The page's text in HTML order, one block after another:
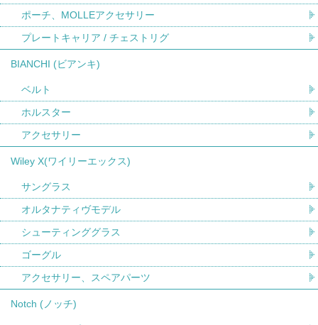
ポーチ、MOLLEアクセサリー
プレートキャリア / チェストリグ
BIANCHI (ビアンキ)
ベルト
ホルスター
アクセサリー
Wiley X(ワイリーエックス)
サングラス
オルタナティヴモデル
シューティンググラス
ゴーグル
アクセサリー、スペアパーツ
Notch (ノッチ)